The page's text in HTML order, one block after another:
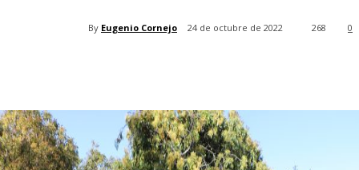
By Eugenio Cornejo 24 de octubre de 2022 0
268